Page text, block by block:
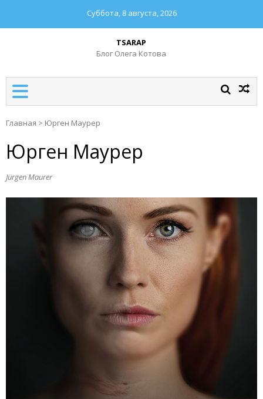
Суббота, 8 августа, 2026
TSARAP
Блог Олега Котова
Главная > Юрген Маурер
Юрген Маурер
Jürgen Maurer